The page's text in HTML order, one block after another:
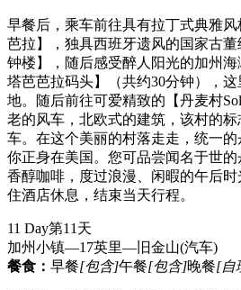
早餐后，乘车前往具有拉丁式典雅
芭拉】，独具西班牙遗风的国家古
钟楼】，随后感受醉人阳光的加州
塔芭芭拉码头】（共约30分钟），
地。随后前往可爱精致的【丹麦村
老的风车，北欧式的建筑，该村的
车。在这个美丽的村落走走，统一
你正身在美国。您可品尝闻名于世
香醇咖啡，度过浪漫、闲暇的午后
住酒店休息，结束当天行程。
11 Day第11天
加州小镇—17英里—旧金山(汽车)
餐食： 早餐[包含]午餐[包含]晚餐[自